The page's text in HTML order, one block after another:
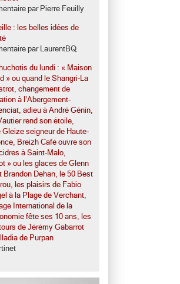
par Pierre Feuilly
: les belles idées de
par LaurentBQ
du lundi : « Maison
» ou quand le Shangri-La
changement de
à l’Abergement-
adieu à André Génin,
rend son étoile,
Gleize seigneur de Haute-
Breizh Café ouvre son
à Saint-Malo,
» ou les glaces de Glenn
Brandon Dehan, le 50 Best
les plaisirs de Fabio
à la Plage de Verchant,
International de la
fête ses 10 ans, les
de Jérémy Gabarrot
de Purpan